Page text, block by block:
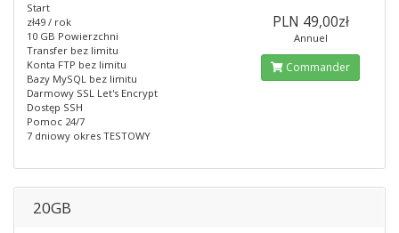
Start
zł49 / rok
10 GB Powierzchni
Transfer bez limitu
Konta FTP bez limitu
Bazy MySQL bez limitu
Darmowy SSL Let's Encrypt
Dostęp SSH
Pomoc 24/7
7 dniowy okres TESTOWY
PLN 49,00zł
Annuel
Commander
20GB